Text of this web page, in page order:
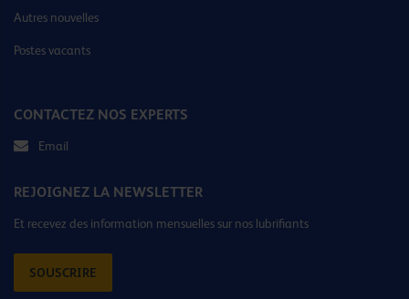
Autres nouvelles
Postes vacants
CONTACTEZ NOS EXPERTS
Email
REJOIGNEZ LA NEWSLETTER
Et recevez des information mensuelles sur nos lubrifiants
SOUSCRIRE